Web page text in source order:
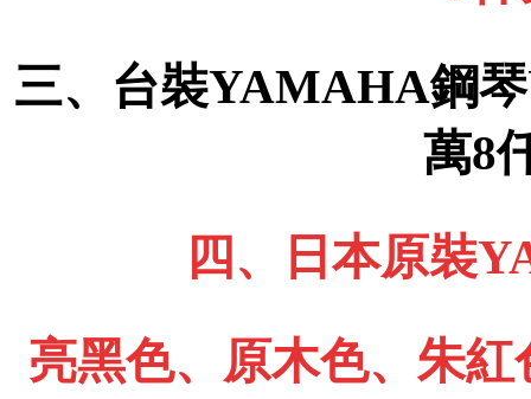
三、台裝YAMAHA鋼
萬8
四、日本原裝
亮黑色、原木色、朱